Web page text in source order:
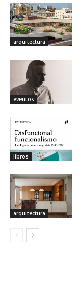
arquitectura
eventos
libros
arquitectura